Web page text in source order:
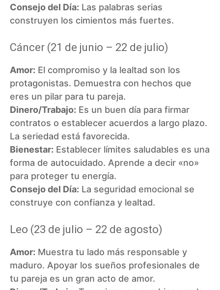
Consejo del Día: Las palabras serias
construyen los cimientos más fuertes.
Cáncer (21 de junio – 22 de julio)
Amor: El compromiso y la lealtad son los
protagonistas. Demuestra con hechos que
eres un pilar para tu pareja.
Dinero/Trabajo: Es un buen día para firmar
contratos o establecer acuerdos a largo plazo.
La seriedad está favorecida.
Bienestar: Establecer límites saludables es una
forma de autocuidado. Aprende a decir «no»
para proteger tu energía.
Consejo del Día: La seguridad emocional se
construye con confianza y lealtad.
Leo (23 de julio – 22 de agosto)
Amor: Muestra tu lado más responsable y
maduro. Apoyar los sueños profesionales de
tu pareja es un gran acto de amor.